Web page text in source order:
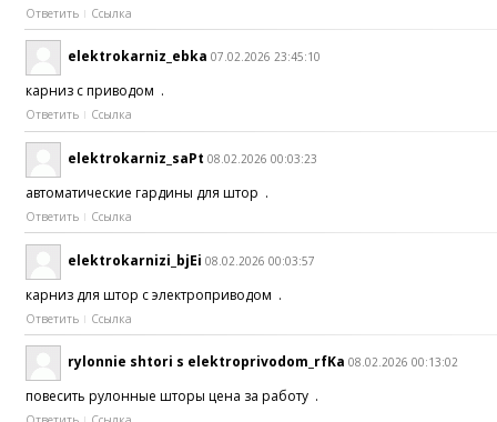
Ответить Ссылка
elektrokarniz_ebka 07.02.2026 23:45:10
карниз с приводом .
Ответить Ссылка
elektrokarniz_saPt 08.02.2026 00:03:23
автоматические гардины для штор .
Ответить Ссылка
elektrokarnizi_bjEi 08.02.2026 00:03:57
карниз для штор с электроприводом .
Ответить Ссылка
rylonnie shtori s elektroprivodom_rfKa 08.02.2026 00:13:02
повесить рулонные шторы цена за работу .